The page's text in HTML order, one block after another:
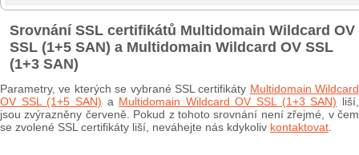
Srovnání SSL certifikátů Multidomain Wildcard OV
SSL (1+5 SAN) a Multidomain Wildcard OV SSL
(1+3 SAN)
Parametry, ve kterých se vybrané SSL certifikáty Multidomain Wildcard
OV SSL (1+5 SAN) a Multidomain Wildcard OV SSL (1+3 SAN) liší,
jsou zvýrazněny červeně. Pokud z tohoto srovnání není zřejmé, v čem
se zvolené SSL certifikáty liší, neváhejte nás kdykoliv kontaktovat